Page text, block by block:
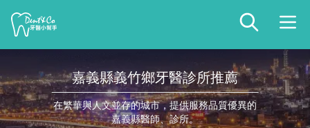
嘉義縣義竹鄉牙醫診所推薦
在繁華與人文並存的城市，提供服務品質優異的
嘉義縣醫師、診所。